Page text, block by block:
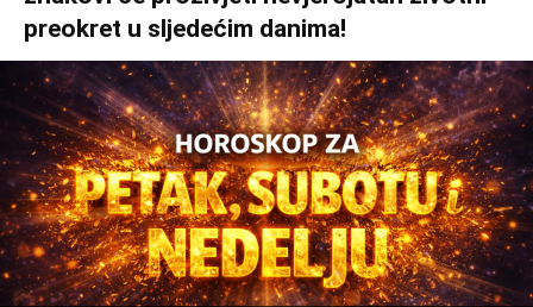
preokret u sljedećim danima!